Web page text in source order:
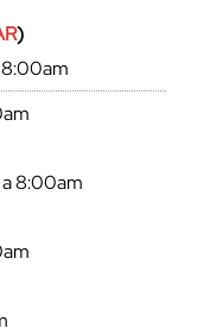
)
8:00am
8:00am